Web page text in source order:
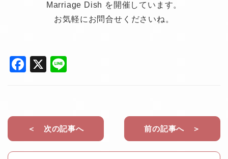
Marriage Dish を開催しています。
お気軽にお問合せくださいね。
F
e
b
o
X
＜ 次の記事へ 前の記事へ ＞